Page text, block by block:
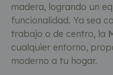
madera, logrando un
funcionalidad. Ya sea
trabajo o de centro, la
cualquier entorno,
moderno a tu hogar.